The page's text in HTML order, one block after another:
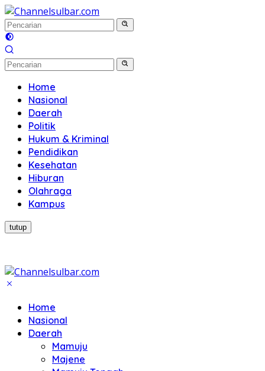
Langsung
ke
konten
Home
Nasional
Daerah
Politik
Hukum & Kriminal
Pendidikan
Kesehatan
Hiburan
Olahraga
Kampus
tutup
Home
Nasional
Daerah
Mamuju
Majene